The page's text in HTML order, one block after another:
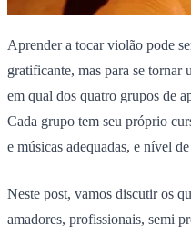
Aprender a tocar violão pode
gratificante, mas para se tornar
em qual dos quatro grupos de
Cada grupo tem seu próprio
e músicas adequadas, e nível
Neste post, vamos discutir os
amadores, profissionais, semi